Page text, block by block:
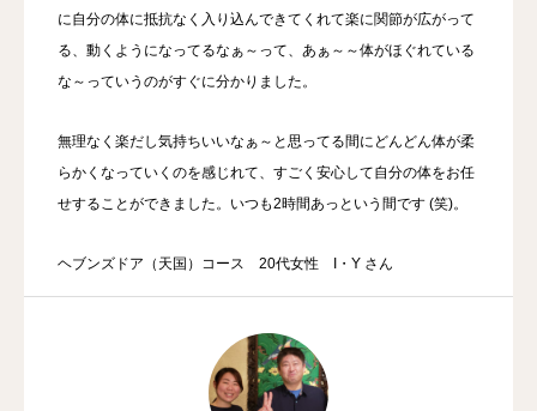
に自分の体に抵抗なく入り込んできてくれて楽に関節が広がって
る、動くようになってるなぁ～って、あぁ～～体がほぐれている
な～っていうのがすぐに分かりました。
無理なく楽だし気持ちいいなぁ～と思ってる間にどんどん体が柔
らかくなっていくのを感じれて、すごく安心して自分の体をお任
せすることができました。いつも2時間あっという間です (笑)。
ヘブンズドア（天国）コース 20代女性 I・Y さん